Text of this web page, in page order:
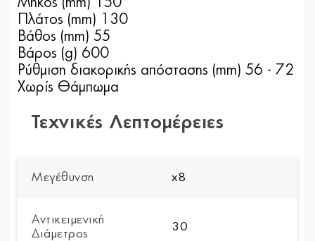
Μήκος (mm) 150
Πλάτος (mm) 130
Βάθος (mm) 55
Βάρος (g) 600
Ρύθμιση διακορικής απόστασης (mm) 56 - 72
Χωρίς Θάμπωμα
Τεχνικές Λεπτομέρειες
Μεγέθυνση x8
Αντικειμενική
Διάμετρος
30